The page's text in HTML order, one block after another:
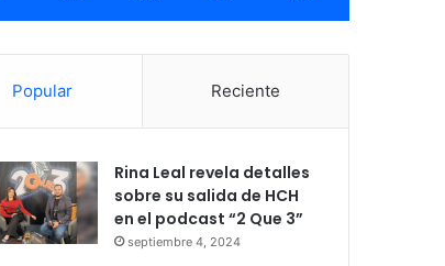
Popular Reciente
Rina Leal revela detalles
sobre su salida de HCH
en el podcast “2 Que 3”
septiembre 4, 2024